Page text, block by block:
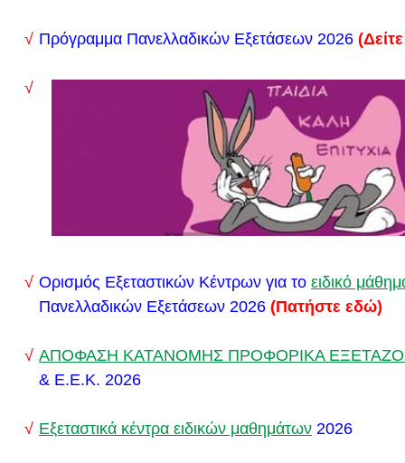
συγχαρητήρια μας!!! (Δείτε εδώ)
Περιγραφή του έργου (εδώ)
Πρόγραμμα Πανελλαδικών Εξετάσεων 2026
Ορισμός Εξεταστικών Κέντρων για το ειδικό
Πανελλαδικών Εξετάσεων 2026 (Πατήστε εδώ)
ΑΠΟΦΑΣΗ ΚΑΤΑΝΟΜΗΣ ΠΡΟΦΟΡΙΚΑ
& Ε.Ε.Κ. 2026
Εξεταστικά κέντρα ειδικών μαθημάτων 2026